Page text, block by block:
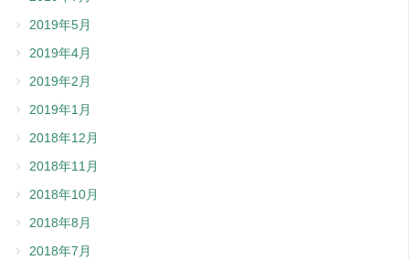
2019年5月
2019年4月
2019年2月
2019年1月
2018年12月
2018年11月
2018年10月
2018年8月
2018年7月